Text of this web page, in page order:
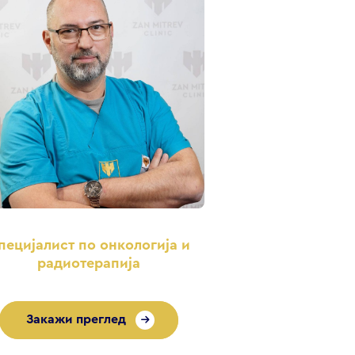
по онкологија и
радиотерапија
Закажи преглед